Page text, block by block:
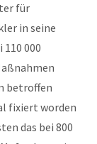
für
in seine
110 000
betroffen
fixiert worden
das bei 800